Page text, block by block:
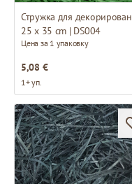
Стружка для
25 x 35 cm | DS004
Цена за 1 упаковку
5,08 €
1+ уп.